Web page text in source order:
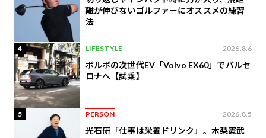
離が伸びないゴルファーにオススメの練習
法
4 LIFESTYLE 2026.8.6
ボルボの次世代EV「Volvo EX60」でバルセ
ロナへ【試乗】
5 PERSON 2026.8.5
光石研「仕事は栄養ドリンク」。木梨憲武